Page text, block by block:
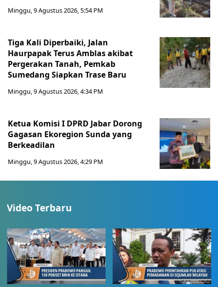
Minggu, 9 Agustus 2026, 5:54 PM
Tiga Kali Diperbaiki, Jalan
Haurpapak Terus Amblas akibat
Pergerakan Tanah, Pemkab
Sumedang Siapkan Trase Baru
Minggu, 9 Agustus 2026, 4:34 PM
Ketua Komisi I DPRD Jabar Dorong
Gagasan Ekoregion Sunda yang
Berkeadilan
Minggu, 9 Agustus 2026, 4:29 PM
Video Terbaru